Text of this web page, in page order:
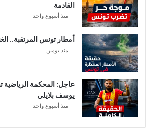
القادمة
منذ أسبوع واحد
أمطار تونس المرتقبة..
منذ يومين
عاجل: المحكمة الرياضية
يوسف بلايلي
منذ أسبوع واحد